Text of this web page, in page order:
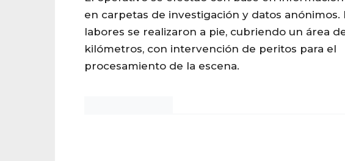
en carpetas de investigación y datos anónimos.
labores se realizaron a pie, cubriendo un área
kilómetros, con intervención de peritos para el
procesamiento de la escena.